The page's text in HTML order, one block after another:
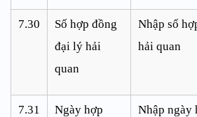
7.30
Số hợp đồng
đại lý hải
quan
Nhập số
hải quan
7.31
Ngày hợp
Nhập ngày